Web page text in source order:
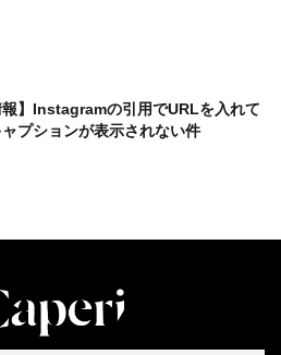
報】Instagramの引用でURLを入れて
プションが表示されない件